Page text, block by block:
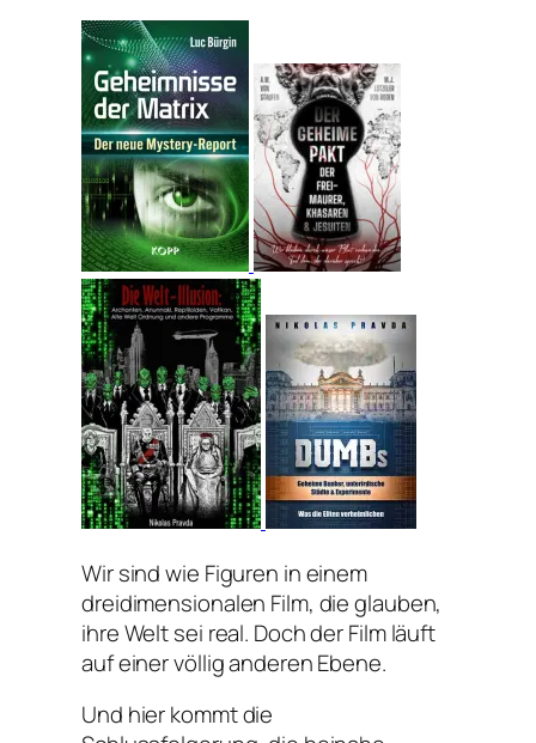
Wir sind wie Figuren in einem
dreidimensionalen Film, die glauben,
ihre Welt sei real. Doch der Film läuft
auf einer völlig anderen Ebene.
Und hier kommt die